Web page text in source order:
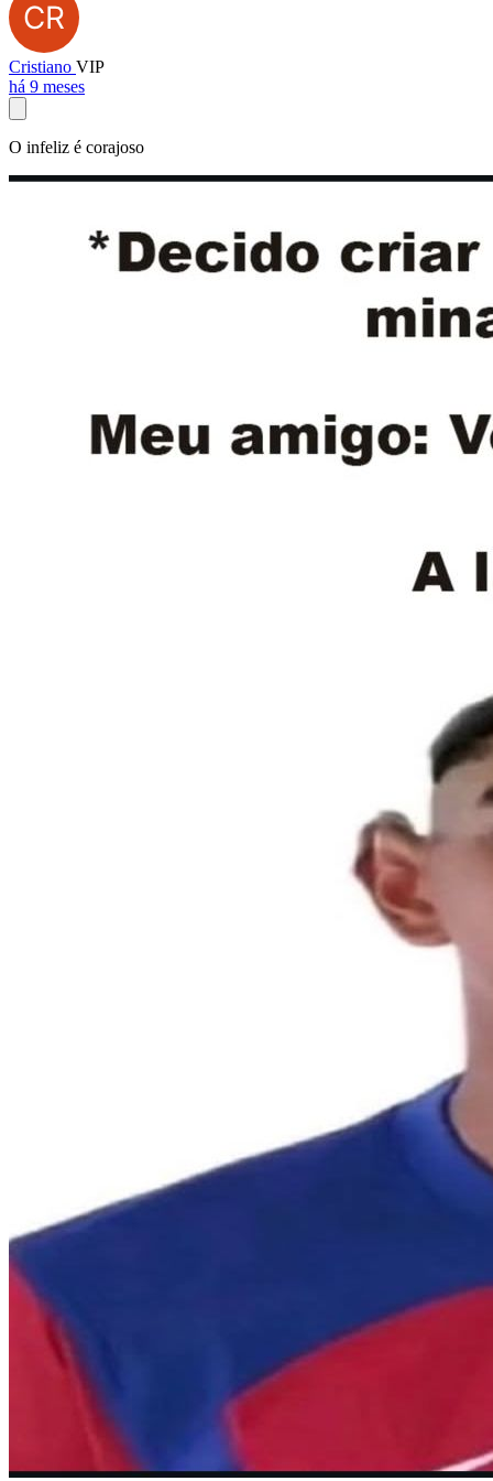
Cristiano VIP
há 9 meses
O infeliz é corajoso